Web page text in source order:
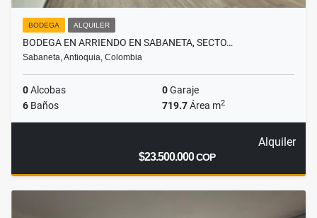
BODEGA ALQUILER
BODEGA EN ARRIENDO EN SABANETA, SECTO…
Sabaneta, Antioquia, Colombia
0Alcobas 0Garaje
6 Baños 719.7Área m2
Alquiler
$23.500.000COP